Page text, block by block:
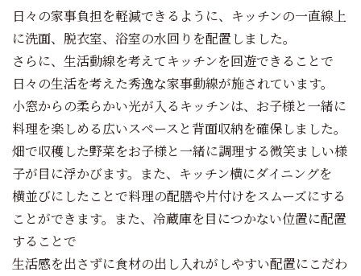
日々の家事負担を軽減できるように、キッチンの一直線上
に洗面、脱衣室、浴室の水回りを配置しました。
さらに、生活動線を考えてキッチンを回遊できることで
日々の生活を考えた秀逸な家事動線が施されています。
小窓からの柔らかい光が入るキッチンは、お子様と一緒に
料理を楽しめる広いスペースと背面収納を確保しました。
畑で収穫した野菜をお子様と一緒に調理する微笑ましい様
子が目に浮かびます。また、キッチン横にダイニングを
横並びにしたことで料理の配膳や片付けをスムーズにする
ことができます。また、冷蔵庫を目につかない位置に配置
することで
生活感を出さずに食材の出し入れがしやすい配置にこだわ